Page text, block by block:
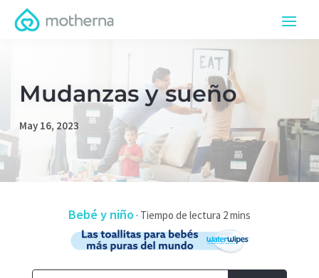
Mudanzas y sueño
May 16, 2023
Bebé y niño ·